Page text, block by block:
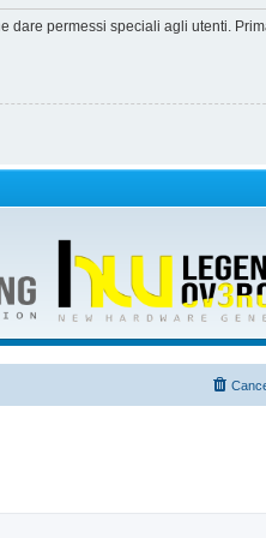
dare permessi speciali agli utenti.